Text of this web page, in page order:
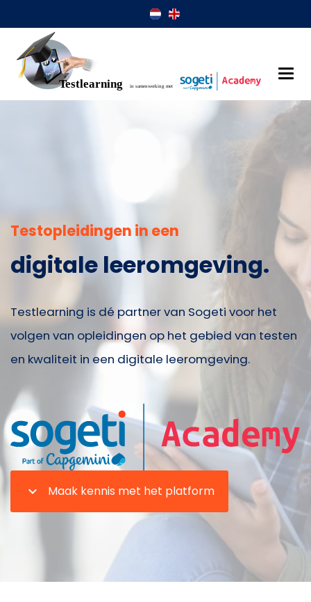
Testopleidingen in een
digitale leeromgeving.
Testlearning is dé partner van Sogeti voor het
volgen van opleidingen op het gebied van testen
en kwaliteit in een digitale leeromgeving.
expand_more Maak kennis met het platform